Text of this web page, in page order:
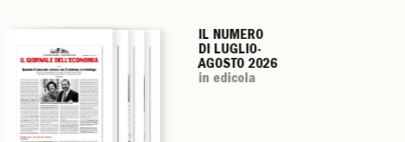
IL NUMERO
DI LUGLIO-
AGOSTO 2026
in edicola
IL NUMERO
DI LUGLIO-
AGOSTO 2026
in edicola
IL NUMERO
DI LUGLIO-
AGOSTO 2026
in edicola
IL NUMERO
DI LUGLIO-
AGOSTO 2026
in edicola